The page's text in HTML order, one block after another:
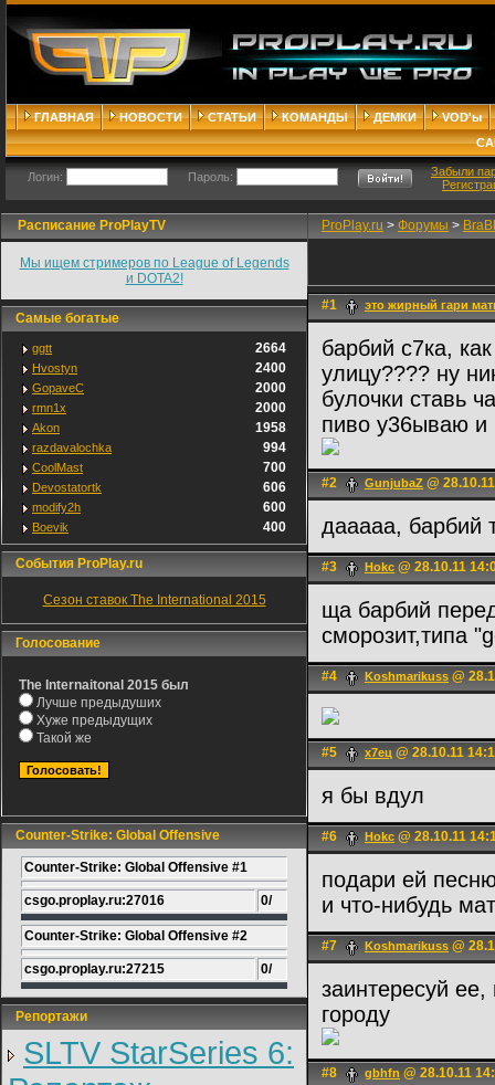
ГЛАВНАЯ НОВОСТИ СТАТЬИ КОМАНДЫ ДЕМКИ
VOD'ы
Логин: Пароль:
Забыли
Расписание ProPlayTV
Мы ищем стримеров по League of Legends
и DOTA2!
Самые богатые
ggtt 2664
Hvostyn 2400
GopaveC 2000
rmn1x 2000
Akon 1958
razdavalochka 994
CoolMast 700
Devostatortk 606
modify2h 600
Boevik 400
События ProPlay.ru
Сезон ставок The International 2015
Голосование
The Internaitonal 2015 был
Лучше предыдуших
Хуже предыдущих
Такой же
Counter-Strike: Global Offensive
Counter-Strike: Global Offensive #1
csgo.proplay.ru:27016 0/
Counter-Strike: Global Offensive #2
csgo.proplay.ru:27215 0/
Репортажи
SLTV StarSeries 6:
ProPlay.ru > Форумы >
#1 это жирный гари
барбий с7ка,
улицу???? ну
булочки ставь
пиво у36ываю и
#2 GunjubaZ @
дааааа, барбий
#3 Hokc @ 28.10.11
ща барбий
сморозит,типа
#4 Koshmarikuss @
#5 х7ец @ 28.10.11
я бы вдул
#6 Hokc @ 28.10.11
подари ей
и что-нибудь
#7 Koshmarikuss @
заинтересуй
городу
#8 gbhfn @ 28.10.11